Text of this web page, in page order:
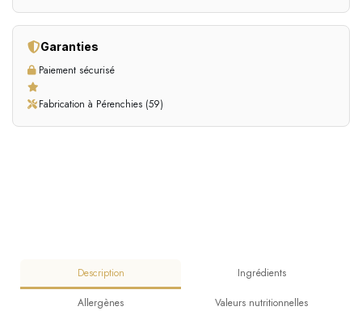
Garanties
Paiement sécurisé
Fabrication à Pérenchies (59)
Description Ingrédients
Allergènes Valeurs nutritionnelles